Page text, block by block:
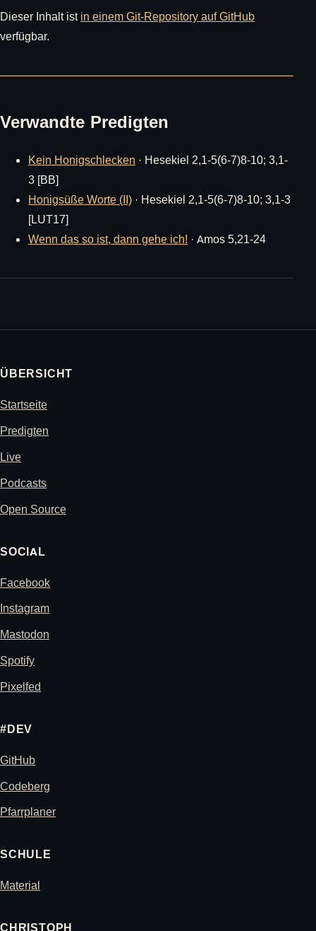
Dieser Inhalt istin einem Git-Repository auf GitHub
verfügbar.
Verwandte Predigten
Kein Honigschlecken · Hesekiel 2,1-5(6-7)8-10; 3,1-
3 [BB]
Honigsüße Worte (II) · Hesekiel 2,1-5(6-7)8-10; 3,1-3
[LUT17]
Wenn das so ist, dann gehe ich! · Amos 5,21-24
ÜBERSICHT
Startseite
Predigten
Live
Podcasts
Open Source
SOCIAL
Facebook
Instagram
Mastodon
Spotify
Pixelfed
#DEV
GitHub
Codeberg
Pfarrplaner
SCHULE
Material